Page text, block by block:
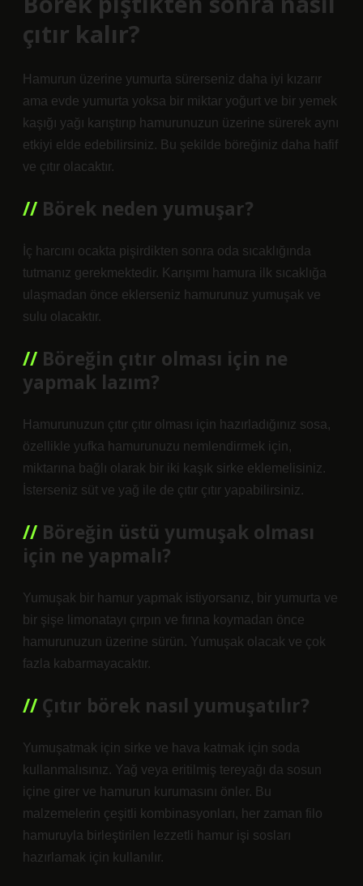
çıtır kalır?
Hamurun üzerine yumurta sürerseniz daha iyi kızarır
ama evde yumurta yoksa bir miktar yoğurt ve bir yemek
kaşığı yağı karıştırıp hamurunuzun üzerine sürerek aynı
etkiyi elde edebilirsiniz. Bu şekilde böreğiniz daha hafif
ve çıtır olacaktır.
Börek neden yumuşar?
İç harcını ocakta pişirdikten sonra oda sıcaklığında
tutmanız gerekmektedir. Karışımı hamura ilk sıcaklığa
ulaşmadan önce eklerseniz hamurunuz yumuşak ve
sulu olacaktır.
Böreğin çıtır olması için ne
yapmak lazım?
Hamurunuzun çıtır çıtır olması için hazırladığınız sosa,
özellikle yufka hamurunuzu nemlendirmek için,
miktarına bağlı olarak bir iki kaşık sirke eklemelisiniz.
İsterseniz süt ve yağ ile de çıtır çıtır yapabilirsiniz.
Böreğin üstü yumuşak olması
için ne yapmalı?
Yumuşak bir hamur yapmak istiyorsanız, bir yumurta ve
bir şişe limonatayı çırpın ve fırına koymadan önce
hamurunuzun üzerine sürün. Yumuşak olacak ve çok
fazla kabarmayacaktır.
Çıtır börek nasıl yumuşatılır?
Yumuşatmak için sirke ve hava katmak için soda
kullanmalısınız. Yağ veya eritilmiş tereyağı da sosun
içine girer ve hamurun kurumasını önler. Bu
malzemelerin çeşitli kombinasyonları, her zaman filo
hamuruyla birleştirilen lezzetli hamur işi sosları
hazırlamak için kullanılır.